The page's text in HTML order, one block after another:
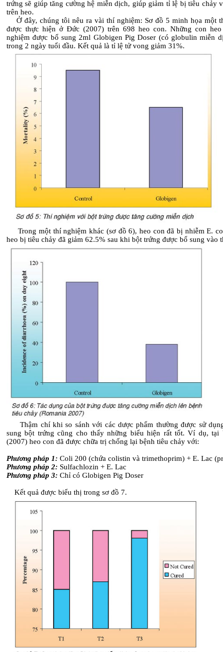
trứng sẽ giúp tăng cường hệ miễn dịch, giúp giảm tỉ lệ bị tiêu chảy
trên heo.
Ở đây, chúng tôi nêu ra vài thí nghiệm: Sơ đồ 5 minh họa một
được thực hiện ở Đức (2007) trên 698 heo con. Những con
nghiệm được bổ sung 2ml Globigen Pig Doser (có globulin miễn
trong 2 ngày tuổi đầu. Kết quả là tỉ lệ tử vong giảm 31%.
Trong một thí nghiệm khác (sơ đồ 6), heo con đã bị nhiễm E.
heo bị tiêu chảy đã giảm 62.5% sau khi bột trứng được bổ sung vào
Thậm chí khi so sánh với các dược phẩm thường được sử
sung bột trứng cũng cho thấy những biểu hiện rất tốt. Ví dụ, tại
(2007) heo con đã được chữa trị chống lại bệnh tiêu chảy với:
Phương pháp 1: Coli 200 (chứa colistin và trimethoprim) + E. Lac
Phương pháp 2: Sulfachlozin + E. Lac
Phương pháp 3: Chỉ có Globigen Pig Doser
Kết quả được biểu thị trong sơ đồ 7.